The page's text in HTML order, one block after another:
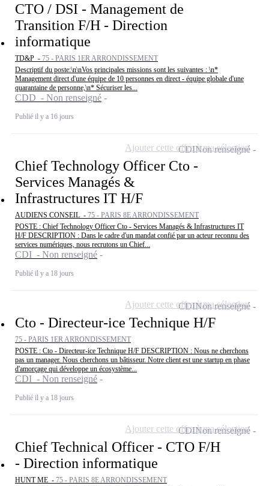
CTO / DSI - Management de
Transition F/H - Direction
informatique
TD&P - 75 - PARIS 1ER ARRONDISSEMENT
Descriptif du poste:\n\nVos principales missions sont les suivantes : \n*
Management direct d'une équipe de 10 personnes en direct - équipe globale d'une
quarantaine de personne,\n* Sécuriser les...
CDD - Non renseigné
Publié il y a 16 jours
Chief Technology Officer Cto -
Services Managés &
Infrastructures IT H/F
AUDIENS CONSEIL - 75 - PARIS 8E ARRONDISSEMENT
POSTE : Chief Technology Officer Cto - Services Managés & Infrastructures IT
H/F DESCRIPTION : Dans le cadre d'un mandat confié par un acteur reconnu des
services numériques, nous recrutons un Chief...
CDI - Non renseigné
Publié il y a 18 jours
CDINon renseigné
Ajouter cette offre à ma sélection
Cto - Directeur-ice Technique H/F
75 - PARIS 1ER ARRONDISSEMENT
POSTE : Cto - Directeur-ice Technique H/F DESCRIPTION : Nous ne cherchons
pas un manager. Nous cherchons un bâtisseur. Notre client est une startup en phase
d'amorçage qui développe un écosystème...
CDI - Non renseigné
Publié il y a 18 jours
CDINon renseigné
Ajouter cette offre à ma sélection
Chief Technical Officer - CTO F/H
- Direction informatique
HUNT ME - 75 - PARIS 8E ARRONDISSEMENT
CDINon renseigné
Ajouter cette offre à ma sélection